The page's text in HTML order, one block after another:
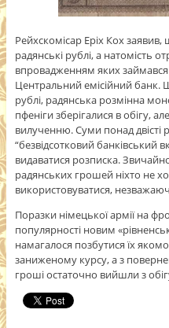
Рейхскомісар Еріх Кох
радянські рублі, а натомість
впровадженням яких
Центральний емісійний банк.
рублі, радянська розмінна
пфеніги зберігалися в обігу,
вилученню. Суми понад двісті
“безвідсотковий банківський
видаватися розписка.
радянських грошей ніхто не
використовуватися,
Поразки німецької армії на
популярності новим
намагалося позбутися їх
заниженому курсу, а з
гроші остаточно вийшли з